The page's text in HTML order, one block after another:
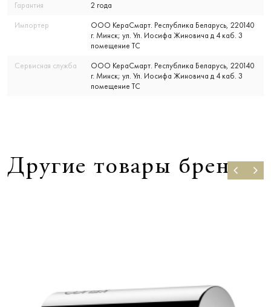
Гарантия 2 года
Импортер
ООО КераСмарт. Республика Беларусь, 220140
г. Минск; ул. Ул. Иосифа Жиновича д 4 каб. 3
помещение ТС
Сервисная служба
ООО КераСмарт. Республика Беларусь, 220140
г. Минск; ул. Ул. Иосифа Жиновича д 4 каб. 3
помещение ТС
Другие товары бренда